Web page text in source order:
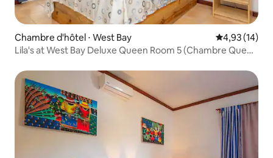
Chambre d'hôtel ⋅ West Bay Évaluation
4,93 (14)
Lila's at West Bay Deluxe Queen Room 5 (Chambre Queen